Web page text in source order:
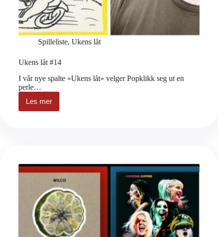
Spilleliste, Ukens låt
Ukens låt #14
I vår nye spalte «Ukens låt» velger Popklikk seg ut en
perle…
Les mer
Ukens
låt